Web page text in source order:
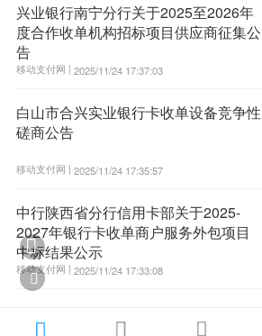
兴业银行南宁分行关于2025至2026年
度合作收单机构招标项目供应商征集公
告
移动支付网 | 2025/11/24 17:37:03
白山市合兴实业银行卡收单设备竞争性
磋商公告
移动支付网 | 2025/11/24 17:35:57
中行陕西省分行信用卡部关于2025-
2027年银行卡收单商户服务外包项目
中标结果公示
移动支付网 | 2025/11/24 17:33:08
  

